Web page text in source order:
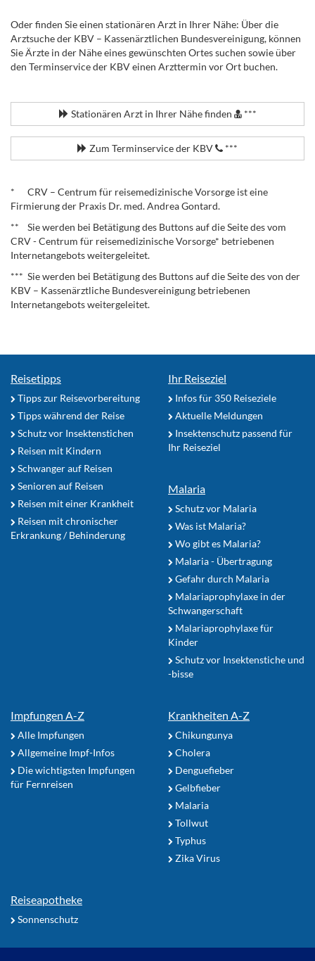
Oder finden Sie einen stationären Arzt in Ihrer Nähe: Über die
Arztsuche der KBV – Kassenärztlichen Bundesvereinigung, können
Sie Ärzte in der Nähe eines gewünschten Ortes suchen sowie über
den Terminservice der KBV einen Arzttermin vor Ort buchen.
Stationären Arzt in Ihrer Nähe finden ***
Zum Terminservice der KBV ***
* CRV – Centrum für reisemedizinische Vorsorge ist eine
Firmierung der Praxis Dr. med. Andrea Gontard.
** Sie werden bei Betätigung des Buttons auf die Seite des vom
CRV - Centrum für reisemedizinische Vorsorge* betriebenen
Internetangebots weitergeleitet.
*** Sie werden bei Betätigung des Buttons auf die Seite des von der
KBV – Kassenärztliche Bundesvereinigung betriebenen
Internetangebots weitergeleitet.
Reisetipps
Tipps zur Reisevorbereitung
Tipps während der Reise
Schutz vor Insektenstichen
Reisen mit Kindern
Schwanger auf Reisen
Senioren auf Reisen
Reisen mit einer Krankheit
Reisen mit chronischer
Erkrankung / Behinderung
Ihr Reiseziel
Infos für 350 Reiseziele
Aktuelle Meldungen
Insektenschutz passend für
Ihr Reiseziel
Malaria
Schutz vor Malaria
Was ist Malaria?
Wo gibt es Malaria?
Malaria - Übertragung
Gefahr durch Malaria
Malariaprophylaxe in der
Schwangerschaft
Malariaprophylaxe für
Kinder
Schutz vor Insektenstiche und
-bisse
Impfungen A-Z
Alle Impfungen
Allgemeine Impf-Infos
Die wichtigsten Impfungen
für Fernreisen
Krankheiten A-Z
Chikungunya
Cholera
Denguefieber
Gelbfieber
Malaria
Tollwut
Typhus
Zika Virus
Reiseapotheke
Sonnenschutz